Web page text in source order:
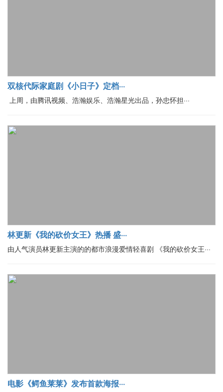
双核代际家庭剧《小日子》定档···
上周，由腾讯视频、浩瀚娱乐、浩瀚星光出品，孙忠怀担···
林更新《我的砍价女王》热播 盛···
由人气演员林更新主演的的都市浪漫爱情轻喜剧 《我的砍价女王···
电影《鳄鱼莱莱》发布首款海报···